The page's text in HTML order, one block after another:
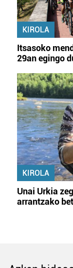
KIROLA
Itsasoko
29an egingo
KIROLA
Unai Urkia
arrantzako